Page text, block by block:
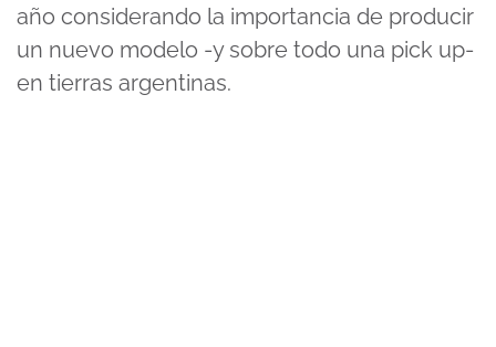
año considerando la importancia de producir
un nuevo modelo -y sobre todo una pick up-
en tierras argentinas.